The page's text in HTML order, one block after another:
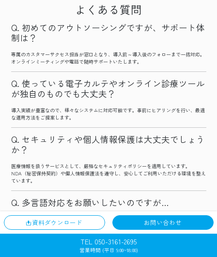
資料ダウンロード お問い合わせ
TEL 050-3161-2695
営業時間 (平日 9:00~18:00)
よくある質問
初めてのアウトソーシングですが、サポート体
制は？
専属のカスタマーサクセス担当が窓口となり、導入前～導入後のフォローまで一括対応。
オンラインミーティングや電話で随時サポートいたします。
使っている電子カルテやオンライン診療ツール
が独自のものでも大丈夫？
導入実績が豊富なので、様々なシステムに対応可能です。事前にヒアリングを行い、最適
な運用方法をご提案します。
セキュリティや個人情報保護は大丈夫でしょう
か？
医療情報を扱うサービスとして、厳格なセキュリティポリシーを適用しています。
NDA（秘密保持契約）や個人情報保護法を遵守し、安心してご利用いただける環境を整え
ています。
多言語対応をお願いしたいのですが…
英語や中国語など、外国語対応スタッフの手配も可能です。インバウンド需要や外国人患
者様が多い医療機関に最適なサービスを提供いたします。